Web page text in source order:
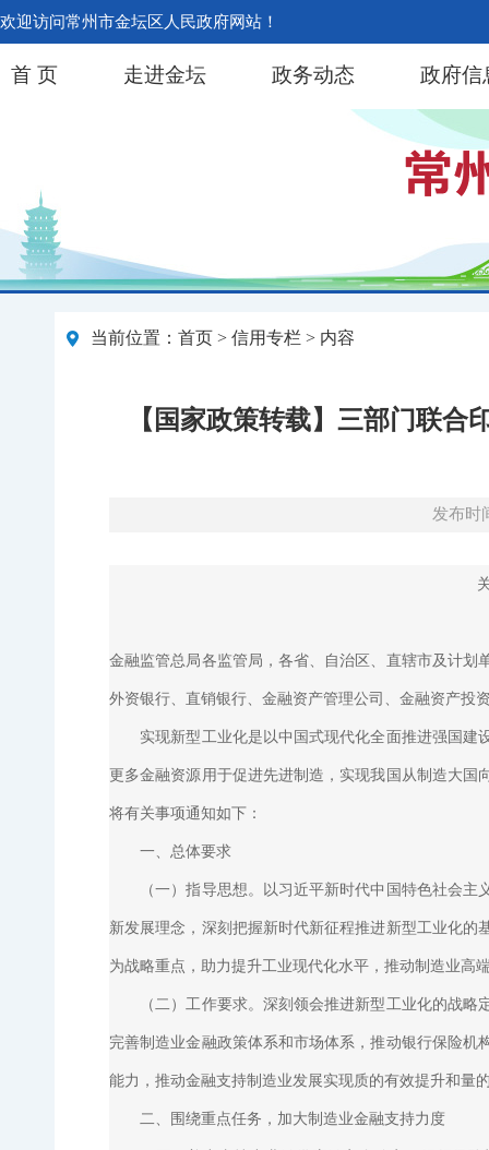
欢迎访问常州市金坛区人民政府网站！
首 页 走进金坛 政务动态 政府信
当前位置： 首页 > 信用专栏 > 内容
【国家政策转载】三部门联
发布时
金融监管总局各监管局，各省、自治区、直辖市及计
外资银行、直销银行、金融资产管理公司、金融资产投
实现新型工业化是以中国式现代化全面推进强国建
更多金融资源用于促进先进制造，实现我国从制造大
将有关事项通知如下：
一、总体要求
（一）指导思想。以习近平新时代中国特色社会主
新发展理念，深刻把握新时代新征程推进新型工业化
为战略重点，助力提升工业现代化水平，推动制造业高
（二）工作要求。深刻领会推进新型工业化的战略
完善制造业金融政策体系和市场体系，推动银行保险
能力，推动金融支持制造业发展实现质的有效提升和量
二、围绕重点任务，加大制造业金融支持力度